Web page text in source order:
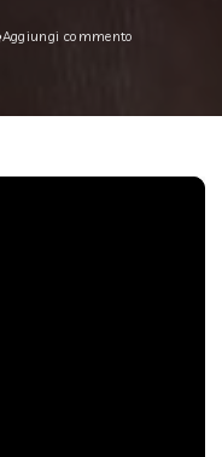
Aggiungi commento